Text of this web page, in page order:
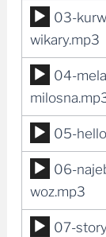
plików
Odtwarzacz
plików
03-
wikary.mp3
Odtwarzacz
plików
04-
Odtwarzacz
plików
05-
Odtwarzacz
plików
06-
woz.mp3
Odtwarzacz
07-